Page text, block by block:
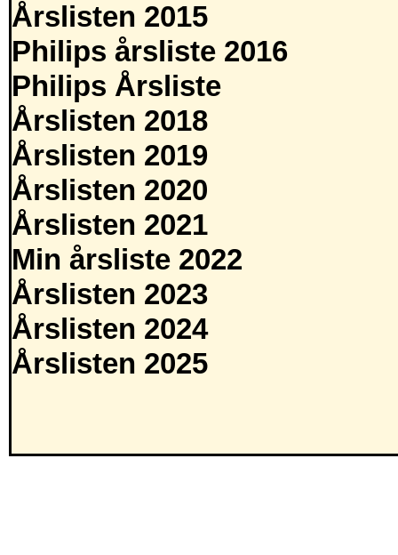
Årslisten 2015
Philips årsliste 2016
Philips Årsliste
Årslisten 2018
Årslisten 2019
Årslisten 2020
Årslisten 2021
Min årsliste 2022
Årslisten 2023
Årslisten 2024
Årslisten 2025